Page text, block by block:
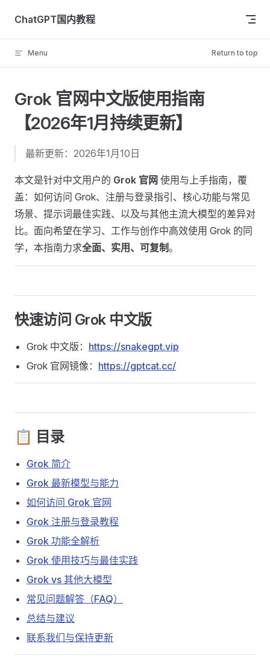
Skip to content
ChatGPT国内教程
Menu Return to top
Grok 官网中文版使用指南
【2026年1月持续更新】
最新更新：2026年1月10日
本文是针对中文用户的 Grok 官网 使用与上手指南，覆
盖：如何访问 Grok、注册与登录指引、核心功能与常见
场景、提示词最佳实践、以及与其他主流大模型的差异对
比。面向希望在学习、工作与创作中高效使用 Grok 的同
学，本指南力求全面、实用、可复制。
快速访问 Grok 中文版
Grok 中文版： https://snakegpt.vip
Grok 官网镜像： https://gptcat.cc/
📋 目录
Grok 简介
Grok 最新模型与能力
如何访问 Grok 官网
Grok 注册与登录教程
Grok 功能全解析
Grok 使用技巧与最佳实践
Grok vs 其他大模型
常见问题解答（FAQ）
总结与建议
联系我们与保持更新